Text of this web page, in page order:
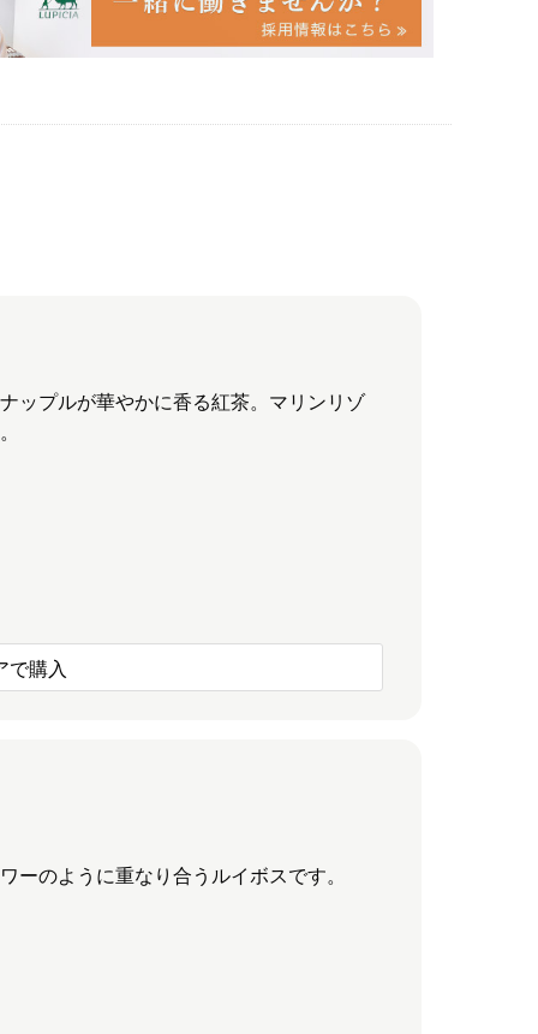
ップルが華やかに香る紅茶。マリンリゾ
で購入
のように重なり合うルイボスです。